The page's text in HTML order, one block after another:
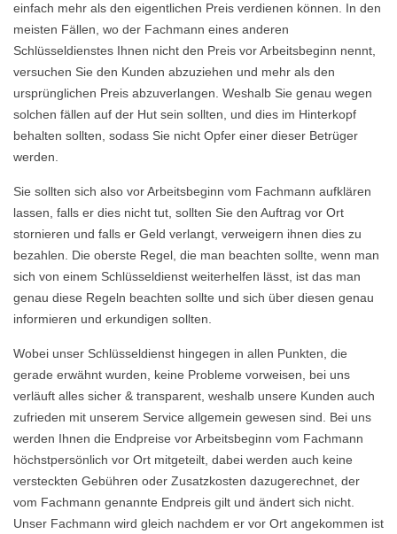
einfach mehr als den eigentlichen Preis verdienen können. In den
meisten Fällen, wo der Fachmann eines anderen
Schlüsseldienstes Ihnen nicht den Preis vor Arbeitsbeginn nennt,
versuchen Sie den Kunden abzuziehen und mehr als den
ursprünglichen Preis abzuverlangen. Weshalb Sie genau wegen
solchen fällen auf der Hut sein sollten, und dies im Hinterkopf
behalten sollten, sodass Sie nicht Opfer einer dieser Betrüger
werden.
Sie sollten sich also vor Arbeitsbeginn vom Fachmann aufklären
lassen, falls er dies nicht tut, sollten Sie den Auftrag vor Ort
stornieren und falls er Geld verlangt, verweigern ihnen dies zu
bezahlen. Die oberste Regel, die man beachten sollte, wenn man
sich von einem Schlüsseldienst weiterhelfen lässt, ist das man
genau diese Regeln beachten sollte und sich über diesen genau
informieren und erkundigen sollten.
Wobei unser Schlüsseldienst hingegen in allen Punkten, die
gerade erwähnt wurden, keine Probleme vorweisen, bei uns
verläuft alles sicher & transparent, weshalb unsere Kunden auch
zufrieden mit unserem Service allgemein gewesen sind. Bei uns
werden Ihnen die Endpreise vor Arbeitsbeginn vom Fachmann
höchstpersönlich vor Ort mitgeteilt, dabei werden auch keine
versteckten Gebühren oder Zusatzkosten dazugerechnet, der
vom Fachmann genannte Endpreis gilt und ändert sich nicht.
Unser Fachmann wird gleich nachdem er vor Ort angekommen ist